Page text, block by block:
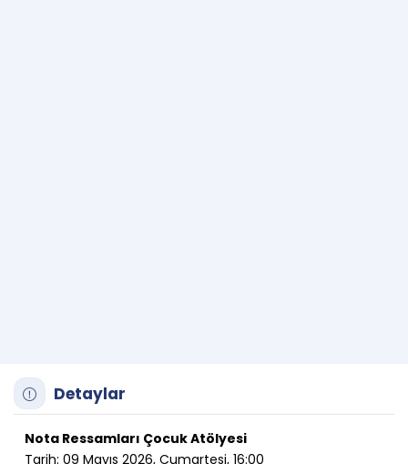
Detaylar
Nota Ressamları Çocuk Atölyesi
Tarih: 09 Mayıs 2026, Cumartesi, 16:00